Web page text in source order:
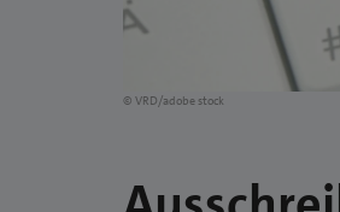
© VRD/adobe stock